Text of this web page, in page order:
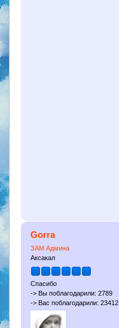
Gorra
ЗАМ Админа
Аксакал
Спасибо
-> Вы поблагодарили: 2789
-> Вас поблагодарили: 23412